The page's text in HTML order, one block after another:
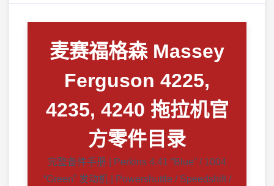
麦赛福格森 Massey
Ferguson 4225,
4235, 4240 拖拉机官
方零件目录
完整备件手册 | Perkins 4.41 “Blue” / 1004
“Green” 发动机 | Powershuttle / Speedshift /